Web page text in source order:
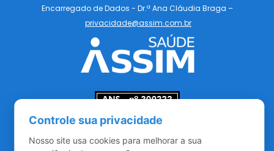
Encarregado de Dados - Dr.ª Ana Cláudia Braga –
privacidade@assim.com.br
Redes Sociais
Controle sua privacidade
Nosso site usa cookies para melhorar a sua